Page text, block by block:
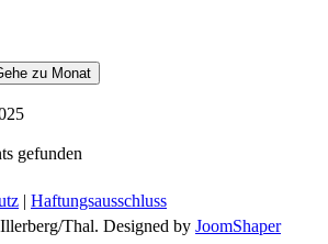
zu Monat
gefunden
| Haftungsausschluss
Thal. Designed by JoomShaper